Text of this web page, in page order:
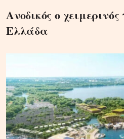
Ανοδικός ο
Ελλάδα